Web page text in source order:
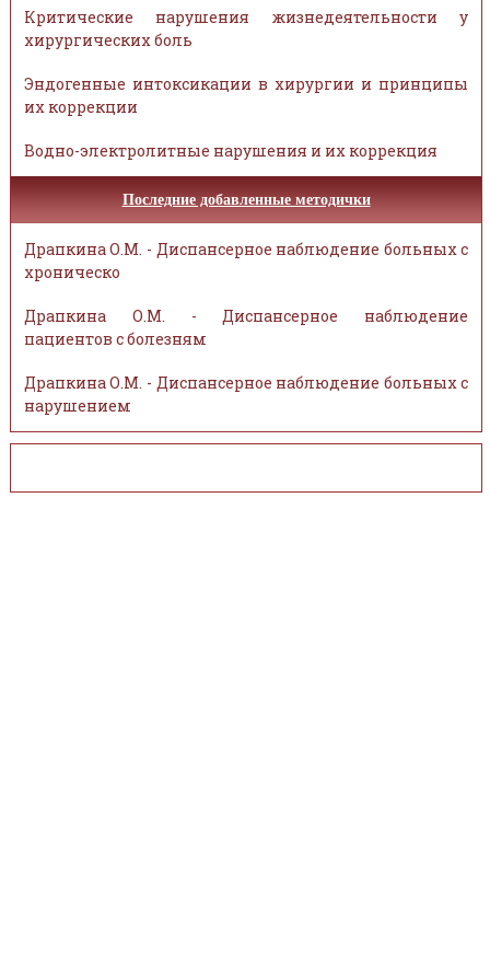
Критические нарушения жизнедеятельности у
хирургических боль
Эндогенные интоксикации в хирургии и принципы
их коррекции
Водно-электролитные нарушения и их коррекция
Последние добавленные методички
Драпкина О.М. - Диспансерное наблюдение больных с
хроническо
Драпкина О.М. - Диспансерное наблюдение
пациентов с болезням
Драпкина О.М. - Диспансерное наблюдение больных с
нарушением